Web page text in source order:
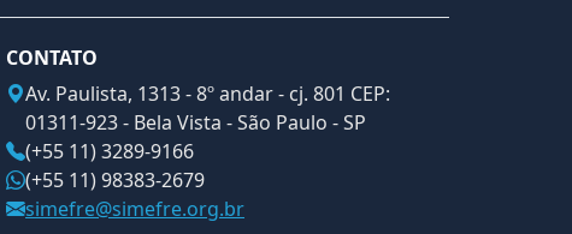
CONTATO
Av. Paulista, 1313 - 8º andar - cj. 801 CEP:
01311-923 - Bela Vista - São Paulo - SP
(+55 11) 3289-9166
(+55 11) 98383-2679
simefre@simefre.org.br